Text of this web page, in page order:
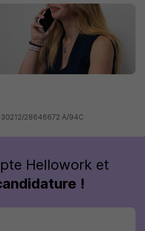
28646672 A/94C
Hellowork et
!